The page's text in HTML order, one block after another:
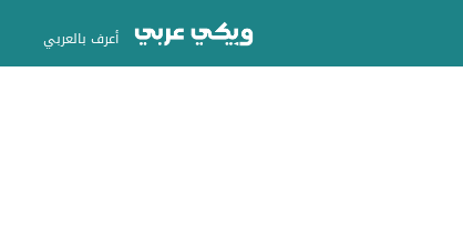
أعرف بالعربي